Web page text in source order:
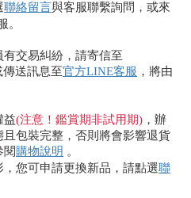
聯絡留言與客服聯繫詢問，或來
。
交易糾紛，請寄信至
傳送訊息至官方LINE客服 ，將由
益(注意！鑑賞期非試用期) ，辦
包裝完整，否則將會影響退貨
閱購物說明 。
您可申請更換新品，請點選聯